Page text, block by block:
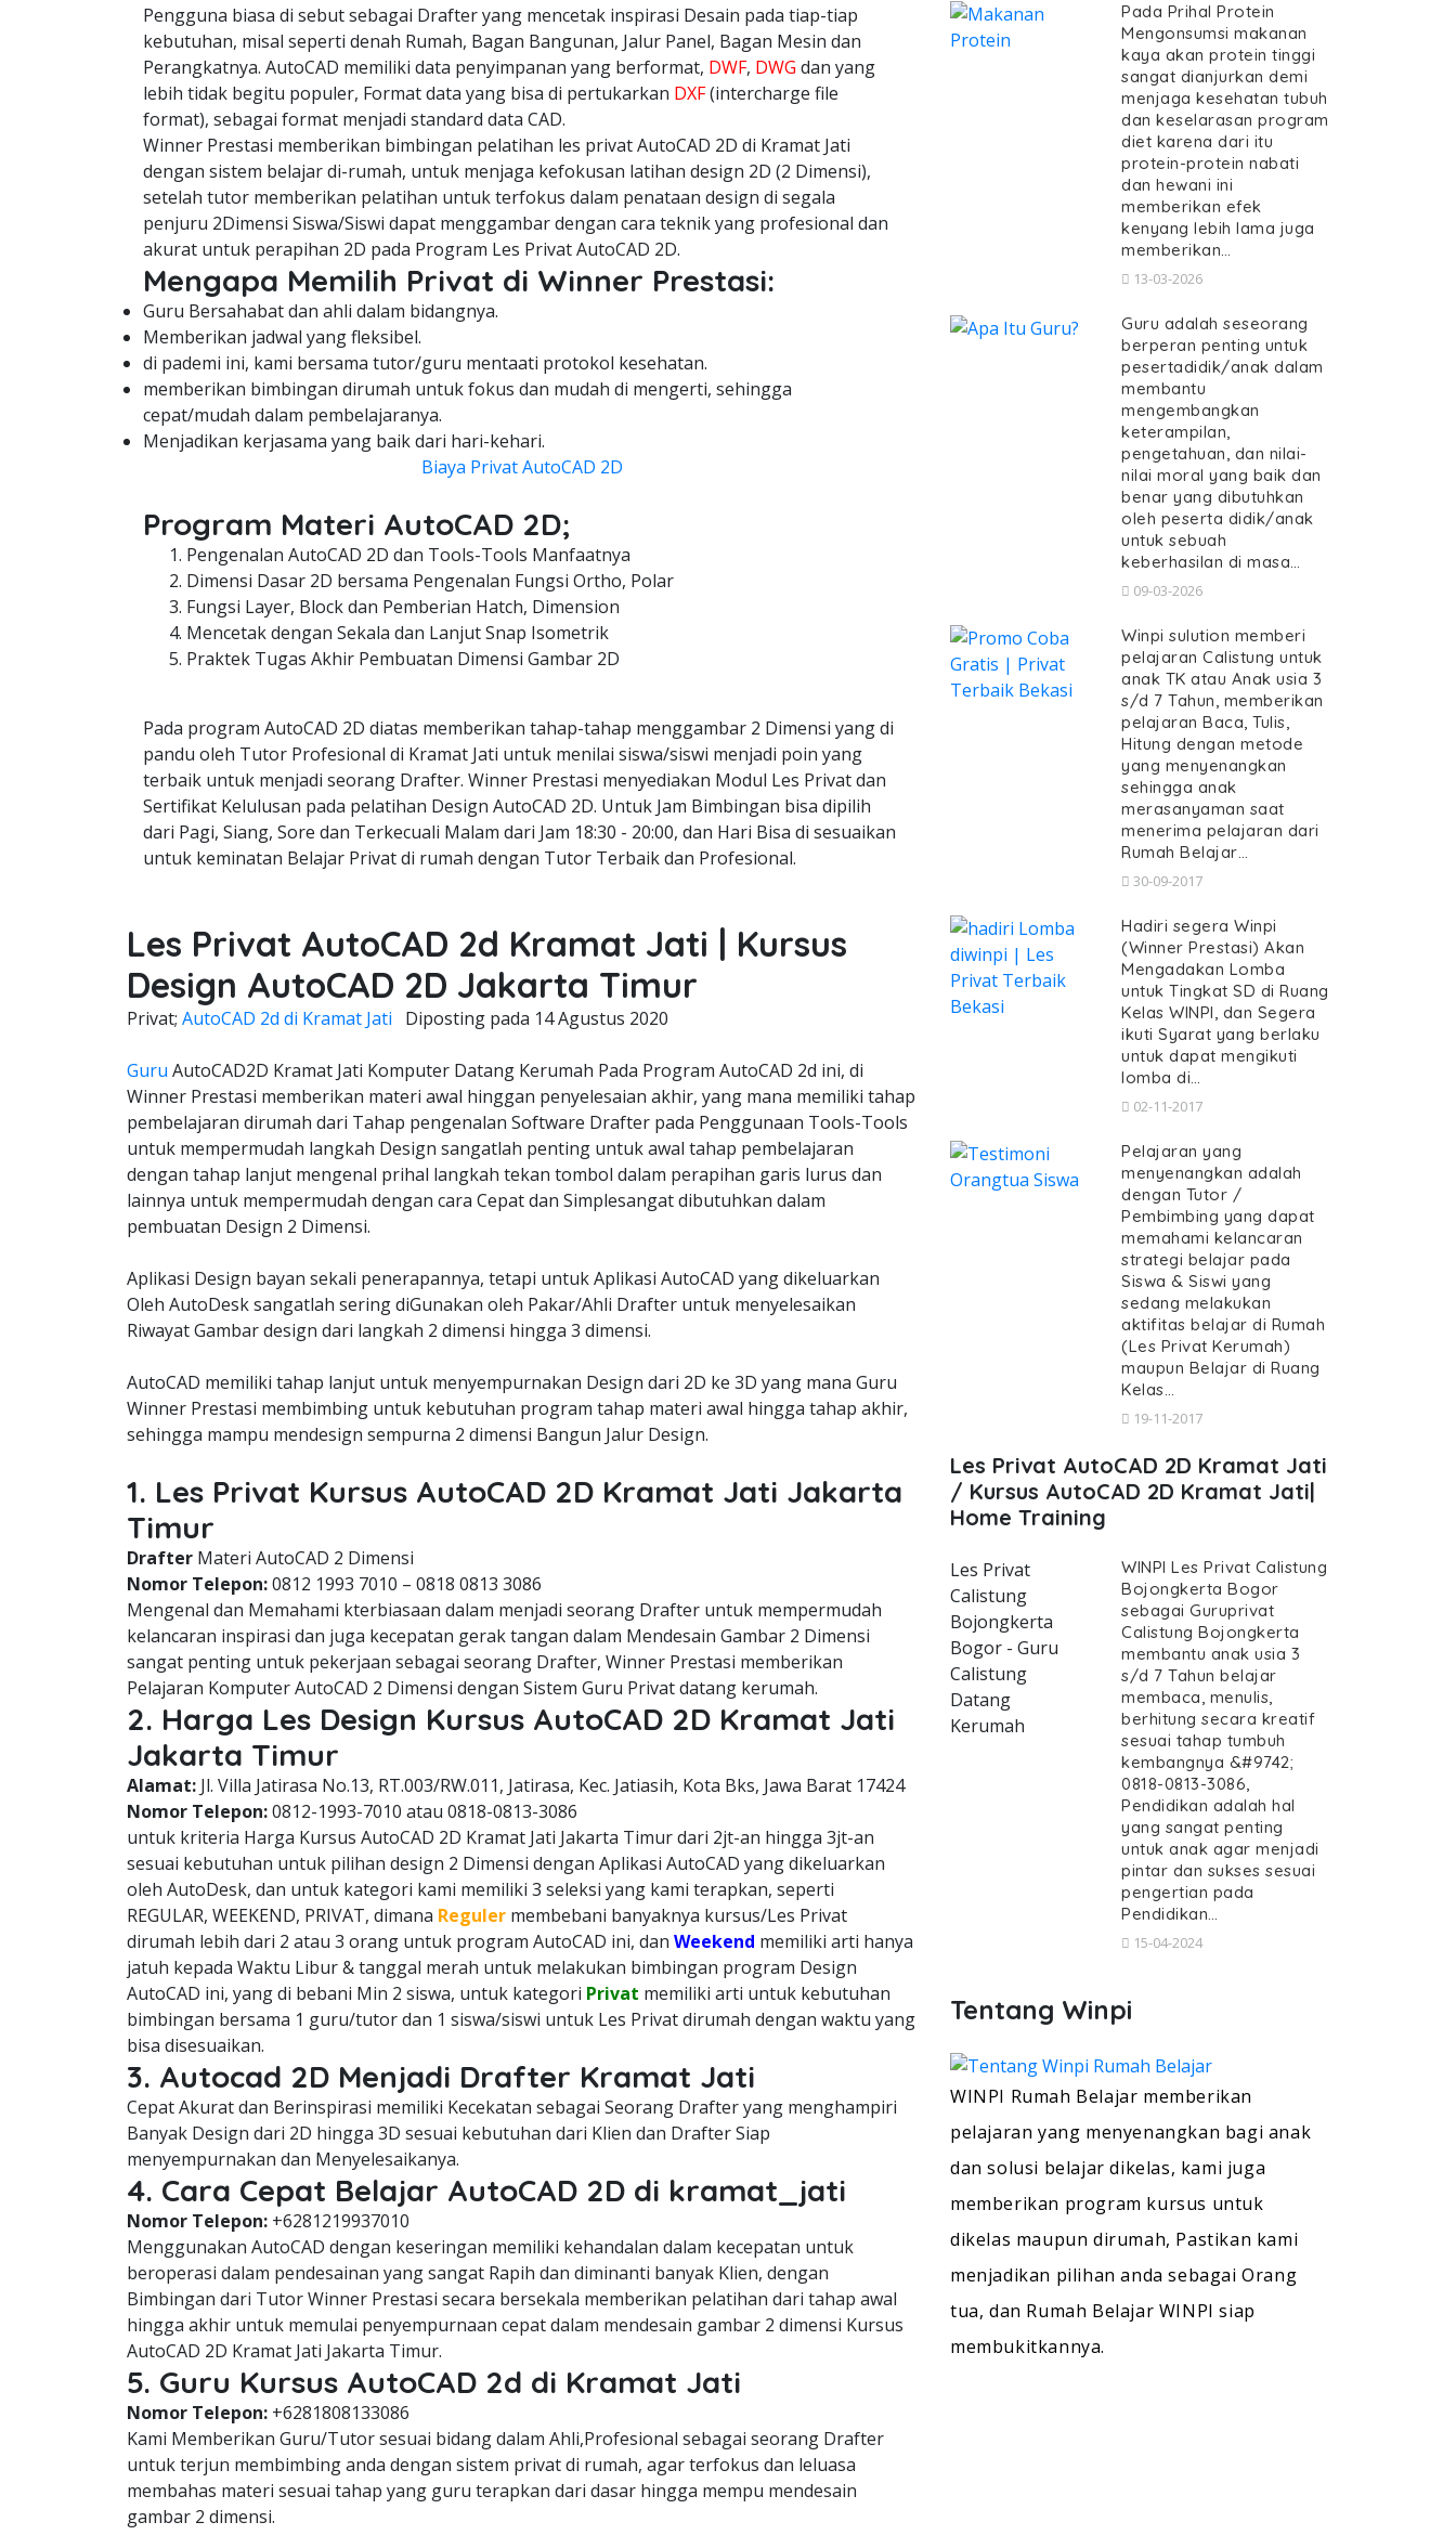
Pengguna biasa di sebut sebagai Drafter yang mencetak inspirasi Desain pada tiap-tiap
kebutuhan, misal seperti denah Rumah, Bagan Bangunan, Jalur Panel, Bagan Mesin dan
Perangkatnya. AutoCAD memiliki data penyimpanan yang berformat, DWF, DWG dan yang
lebih tidak begitu populer, Format data yang bisa di pertukarkan DXF(intercharge file
format), sebagai format menjadi standard data CAD.
Winner Prestasi memberikan bimbingan pelatihan les privat AutoCAD 2D di Kramat Jati
dengan sistem belajar di-rumah, untuk menjaga kefokusan latihan design 2D (2 Dimensi),
setelah tutor memberikan pelatihan untuk terfokus dalam penataan design di segala
penjuru 2Dimensi Siswa/Siswi dapat menggambar dengan cara teknik yang profesional dan
akurat untuk perapihan 2D pada Program Les Privat AutoCAD 2D.
Mengapa Memilih Privat di Winner Prestasi:
Guru Bersahabat dan ahli dalam bidangnya.
Memberikan jadwal yang fleksibel.
di pademi ini, kami bersama tutor/guru mentaati protokol kesehatan.
memberikan bimbingan dirumah untuk fokus dan mudah di mengerti, sehingga
cepat/mudah dalam pembelajaranya.
Menjadikan kerjasama yang baik dari hari-kehari.
Biaya Privat AutoCAD 2D
Program Materi AutoCAD 2D;
Pengenalan AutoCAD 2D dan Tools-Tools Manfaatnya
Dimensi Dasar 2D bersama Pengenalan Fungsi Ortho, Polar
Fungsi Layer, Block dan Pemberian Hatch, Dimension
Mencetak dengan Sekala dan Lanjut Snap Isometrik
Praktek Tugas Akhir Pembuatan Dimensi Gambar 2D
Pada program AutoCAD 2D diatas memberikan tahap-tahap menggambar 2 Dimensi yang di
pandu oleh Tutor Profesional di Kramat Jati untuk menilai siswa/siswi menjadi poin yang
terbaik untuk menjadi seorang Drafter. Winner Prestasi menyediakan Modul Les Privat dan
Sertifikat Kelulusan pada pelatihan Design AutoCAD 2D. Untuk Jam Bimbingan bisa dipilih
dari Pagi, Siang, Sore dan Terkecuali Malam dari Jam 18:30 - 20:00, dan Hari Bisa di sesuaikan
untuk keminatan Belajar Privat di rumah dengan Tutor Terbaik dan Profesional.
Les Privat AutoCAD 2d Kramat Jati | Kursus
Design AutoCAD 2D Jakarta Timur
Privat; AutoCAD 2d di Kramat Jati Diposting pada 14 Agustus 2020
Guru AutoCAD2D Kramat Jati Komputer Datang Kerumah Pada Program AutoCAD 2d ini, di
Winner Prestasi memberikan materi awal hinggan penyelesaian akhir, yang mana memiliki tahap
pembelajaran dirumah dari Tahap pengenalan Software Drafter pada Penggunaan Tools-Tools
untuk mempermudah langkah Design sangatlah penting untuk awal tahap pembelajaran
dengan tahap lanjut mengenal prihal langkah tekan tombol dalam perapihan garis lurus dan
lainnya untuk mempermudah dengan cara Cepat dan Simplesangat dibutuhkan dalam
pembuatan Design 2 Dimensi.
Aplikasi Design bayan sekali penerapannya, tetapi untuk Aplikasi AutoCAD yang dikeluarkan
Oleh AutoDesk sangatlah sering diGunakan oleh Pakar/Ahli Drafter untuk menyelesaikan
Riwayat Gambar design dari langkah 2 dimensi hingga 3 dimensi.
AutoCAD memiliki tahap lanjut untuk menyempurnakan Design dari 2D ke 3D yang mana Guru
Winner Prestasi membimbing untuk kebutuhan program tahap materi awal hingga tahap akhir,
sehingga mampu mendesign sempurna 2 dimensi Bangun Jalur Design.
1. Les Privat Kursus AutoCAD 2D Kramat Jati Jakarta
Timur
Drafter Materi AutoCAD 2 Dimensi
Nomor Telepon:0812 1993 7010 – 0818 0813 3086
Mengenal dan Memahami kterbiasaan dalam menjadi seorang Drafter untuk mempermudah
kelancaran inspirasi dan juga kecepatan gerak tangan dalam Mendesain Gambar 2 Dimensi
sangat penting untuk pekerjaan sebagai seorang Drafter, Winner Prestasi memberikan
Pelajaran Komputer AutoCAD 2 Dimensi dengan Sistem Guru Privat datang kerumah.
2. Harga Les Design Kursus AutoCAD 2D Kramat Jati
Jakarta Timur
Alamat: Jl. Villa Jatirasa No.13, RT.003/RW.011, Jatirasa, Kec. Jatiasih, Kota Bks, Jawa Barat 17424
Nomor Telepon:0812-1993-7010 atau 0818-0813-3086
untuk kriteria Harga Kursus AutoCAD 2D Kramat Jati Jakarta Timur dari 2jt-an hingga 3jt-an
sesuai kebutuhan untuk pilihan design 2 Dimensi dengan Aplikasi AutoCAD yang dikeluarkan
oleh AutoDesk, dan untuk kategori kami memiliki 3 seleksi yang kami terapkan, seperti
REGULAR, WEEKEND, PRIVAT, dimana Reguler membebani banyaknya kursus/Les Privat
dirumah lebih dari 2 atau 3 orang untuk program AutoCAD ini, dan Weekend memiliki arti hanya
jatuh kepada Waktu Libur & tanggal merah untuk melakukan bimbingan program Design
AutoCAD ini, yang di bebani Min 2 siswa, untuk kategori Privat memiliki arti untuk kebutuhan
bimbingan bersama 1 guru/tutor dan 1 siswa/siswi untuk Les Privat dirumah dengan waktu yang
bisa disesuaikan.
3. Autocad 2D Menjadi Drafter Kramat Jati
Cepat Akurat dan Berinspirasi memiliki Kecekatan sebagai Seorang Drafter yang menghampiri
Banyak Design dari 2D hingga 3D sesuai kebutuhan dari Klien dan Drafter Siap
menyempurnakan dan Menyelesaikanya.
4. Cara Cepat Belajar AutoCAD 2D di kramat_jati
Nomor Telepon: +6281219937010
Menggunakan AutoCAD dengan keseringan memiliki kehandalan dalam kecepatan untuk
beroperasi dalam pendesainan yang sangat Rapih dan diminanti banyak Klien, dengan
Bimbingan dari Tutor Winner Prestasi secara bersekala memberikan pelatihan dari tahap awal
hingga akhir untuk memulai penyempurnaan cepat dalam mendesain gambar 2 dimensi Kursus
AutoCAD 2D Kramat Jati Jakarta Timur.
5. Guru Kursus AutoCAD 2d di Kramat Jati
Nomor Telepon: +6281808133086
Kami Memberikan Guru/Tutor sesuai bidang dalam Ahli,Profesional sebagai seorang Drafter
untuk terjun membimbing anda dengan sistem privat di rumah, agar terfokus dan leluasa
membahas materi sesuai tahap yang guru terapkan dari dasar hingga mempu mendesain
gambar 2 dimensi.
Pada Prihal Protein
Mengonsumsi makanan
kaya akan protein tinggi
sangat dianjurkan demi
menjaga kesehatan tubuh
dan keselarasan program
diet karena dari itu
protein-protein nabati
dan hewani ini
memberikan efek
kenyang lebih lama juga
memberikan…
13-03-2026
Guru adalah seseorang
berperan penting untuk
pesertadidik/anak dalam
membantu
mengembangkan
keterampilan,
pengetahuan, dan nilai-
nilai moral yang baik dan
benar yang dibutuhkan
oleh peserta didik/anak
untuk sebuah
keberhasilan di masa…
09-03-2026
Winpi sulution memberi
pelajaran Calistung untuk
anak TK atau Anak usia 3
s/d 7 Tahun, memberikan
pelajaran Baca, Tulis,
Hitung dengan metode
yang menyenangkan
sehingga anak
merasanyaman saat
menerima pelajaran dari
Rumah Belajar…
30-09-2017
Hadiri segera Winpi
(Winner Prestasi) Akan
Mengadakan Lomba
untuk Tingkat SD di Ruang
Kelas WINPI, dan Segera
ikuti Syarat yang berlaku
untuk dapat mengikuti
lomba di…
02-11-2017
Pelajaran yang
menyenangkan adalah
dengan Tutor /
Pembimbing yang dapat
memahami kelancaran
strategi belajar pada
Siswa & Siswi yang
sedang melakukan
aktifitas belajar di Rumah
(Les Privat Kerumah)
maupun Belajar di Ruang
Kelas…
19-11-2017
Les Privat AutoCAD 2D Kramat Jati
/ Kursus AutoCAD 2D Kramat Jati|
Home Training
Les Privat
Calistung
Bojongkerta
Bogor - Guru
Calistung
Datang
Kerumah
WINPI Les Privat Calistung
Bojongkerta Bogor
sebagai Guruprivat
Calistung Bojongkerta
membantu anak usia 3
s/d 7 Tahun belajar
membaca, menulis,
berhitung secara kreatif
sesuai tahap tumbuh
kembangnya &#9742;
0818-0813-3086,
Pendidikan adalah hal
yang sangat penting
untuk anak agar menjadi
pintar dan sukses sesuai
pengertian pada
Pendidikan…
15-04-2024
Tentang Winpi
WINPI Rumah Belajar memberikan
pelajaran yang menyenangkan bagi anak
dan solusi belajar dikelas, kami juga
memberikan program kursus untuk
dikelas maupun dirumah, Pastikan kami
menjadikan pilihan anda sebagai Orang
tua, dan Rumah Belajar WINPI siap
membukitkannya.